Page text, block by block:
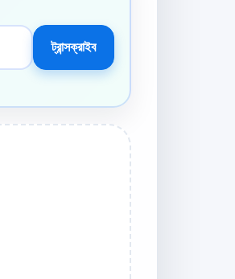
ট্রান্সক্রাইব